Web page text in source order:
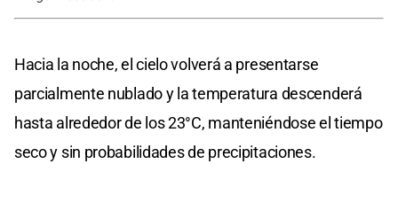
Hacia la noche, el cielo volverá a presentarse
parcialmente nublado y la temperatura descenderá
hasta alrededor de los 23°C, manteniéndose el tiempo
seco y sin probabilidades de precipitaciones.